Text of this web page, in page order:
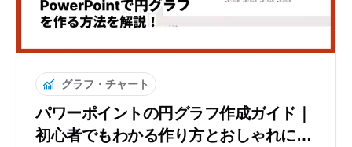
グラフ・チャート
パワーポイントの円グラフ作成ガイド｜
初心者でもわかる作り方とおしゃれに見